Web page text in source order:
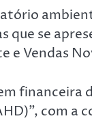
que se
e Vendas
financeira
com a